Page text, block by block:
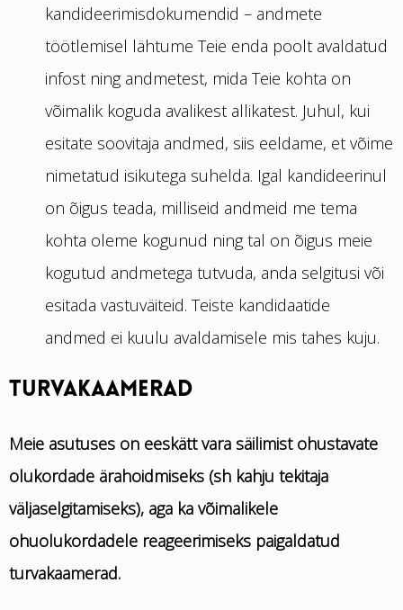
kandideerimisdokumendid – andmete
töötlemisel lähtume Teie enda poolt avaldatud
infost ning andmetest, mida Teie kohta on
võimalik koguda avalikest allikatest. Juhul, kui
esitate soovitaja andmed, siis eeldame, et võime
nimetatud isikutega suhelda. Igal kandideerinul
on õigus teada, milliseid andmeid me tema
kohta oleme kogunud ning tal on õigus meie
kogutud andmetega tutvuda, anda selgitusi või
esitada vastuväiteid. Teiste kandidaatide
andmed ei kuulu avaldamisele mis tahes kuju.
TURVAKAAMERAD
Meie asutuses on eeskätt vara säilimist ohustavate
olukordade ärahoidmiseks (sh kahju tekitaja
väljaselgitamiseks), aga ka võimalikele
ohuolukordadele reageerimiseks paigaldatud
turvakaamerad.